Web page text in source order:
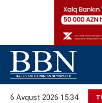
6 Avqust 2026 15:34